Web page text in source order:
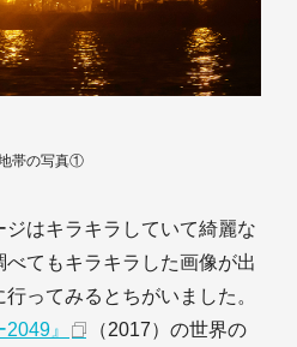
帯の写真①
はキラキラしていて綺麗な
てもキラキラした画像が出
ってみるとちがいました。
』
（2017）の世界の